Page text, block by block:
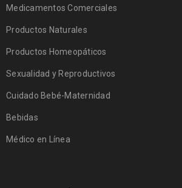
Medicamentos Comerciales
Productos Naturales
Productos Homeopáticos
Sexualidad y Reproductivos
Cuidado Bebé-Maternidad
Bebidas
Médico en Línea